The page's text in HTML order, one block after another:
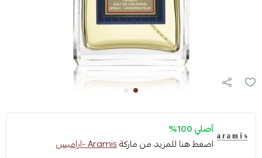
أصلي 100%
اضغط هنا للمزيد من ماركةAramis -اراميس